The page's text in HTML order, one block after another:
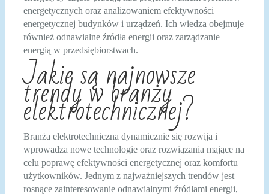
energetycznych oraz analizowaniem efektywności
energetycznej budynków i urządzeń. Ich wiedza obejmuje
również odnawialne źródła energii oraz zarządzanie
energią w przedsiębiorstwach.
Jakie są najnowsze
trendy w branży
elektrotechnicznej?
Branża elektrotechniczna dynamicznie się rozwija i
wprowadza nowe technologie oraz rozwiązania mające na
celu poprawę efektywności energetycznej oraz komfortu
użytkowników. Jednym z najważniejszych trendów jest
rosnące zainteresowanie odnawialnymi źródłami energii,